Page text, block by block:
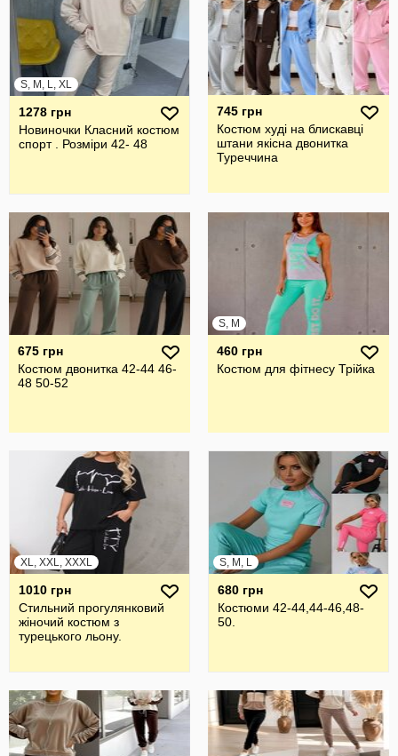
S, M, L, XL
1278 грн
Новиночки Класний костюм
спорт . Розміри 42- 48
745 грн
Костюм худі на блискавці
штани якісна двонитка
Туреччина
675 грн
Костюм двонитка 42-44 46-
48 50-52
S, M
460 грн
Костюм для фітнесу Трійка
XL, XXL, XXXL
1010 грн
Стильний прогулянковий
жiночий костюм з
турецького льону.
S, M, L
680 грн
Костюми 42-44,44-46,48-
50.